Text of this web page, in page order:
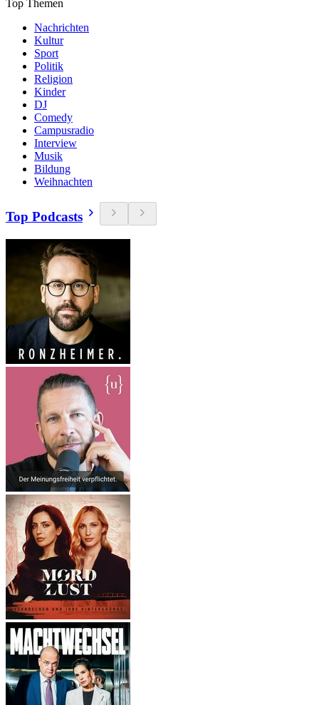
Top Themen
Nachrichten
Kultur
Sport
Politik
Religion
Kinder
DJ
Comedy
Campusradio
Interview
Musik
Bildung
Weihnachten
Top Podcasts